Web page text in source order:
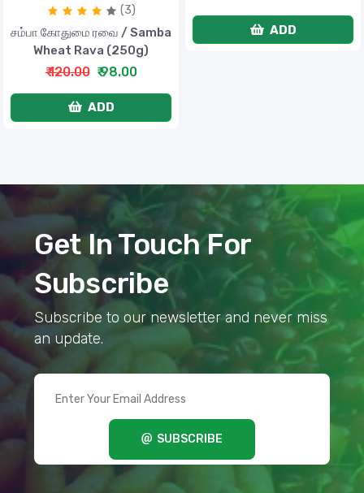
(3)
சம்பா கோதுமை ரவை / Samba
Wheat Rava (250g)
₹ 120.00 ₹ 98.00
ADD
ADD
Get In Touch For
Subscribe
Subscribe to our newsletter and never miss
an update.
SUBSCRIBE